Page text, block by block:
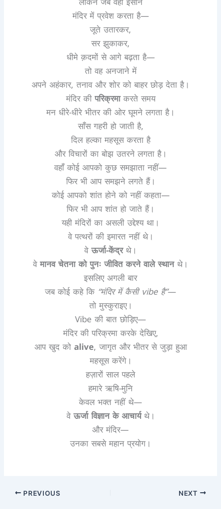
मंदिर में प्रवेश करता है—
जूते उतारकर,
सर झुकाकर,
धीमे क़दमों से आगे बढ़ता है—
तो वह अनजाने में
अपने अहंकार, तनाव और शोर को बाहर छोड़ देता है।
मंदिर कीपरिक्रमाकरते समय
मन धीरे-धीरे भीतर की ओर घूमने लगता है।
साँस गहरी हो जाती है,
दिल हल्का महसूस करता है
और विचारों का बोझ उतरने लगता है।
वहाँ कोई आपको कुछ समझाता नहीं—
फिर भी आप समझने लगते हैं।
कोई आपको शांत होने को नहीं कहता—
फिर भी आप शांत हो जाते हैं।
यही मंदिरों का असली उद्देश्य था।
वे पत्थरों की इमारत नहीं थे।
वेऊर्जा-केंद्रथे।
वेमानव चेतना को पुनः जीवित करने वाले स्थानथे।
इसलिए अगली बार
जब कोई कहे कि “मंदिर में कैसी vibe है”—
तो मुस्कुराइए।
Vibe की बात छोड़िए—
मंदिर की परिक्रमा करके देखिए,
आप खुद कोalive, जागृत और भीतर से जुड़ा हुआ
महसूस करेंगे।
हज़ारों साल पहले
हमारे ऋषि-मुनि
केवल भक्त नहीं थे—
वेऊर्जा विज्ञान के आचार्यथे।
और मंदिर—
उनका सबसे महान प्रयोग।
PREVIOUS NEXT